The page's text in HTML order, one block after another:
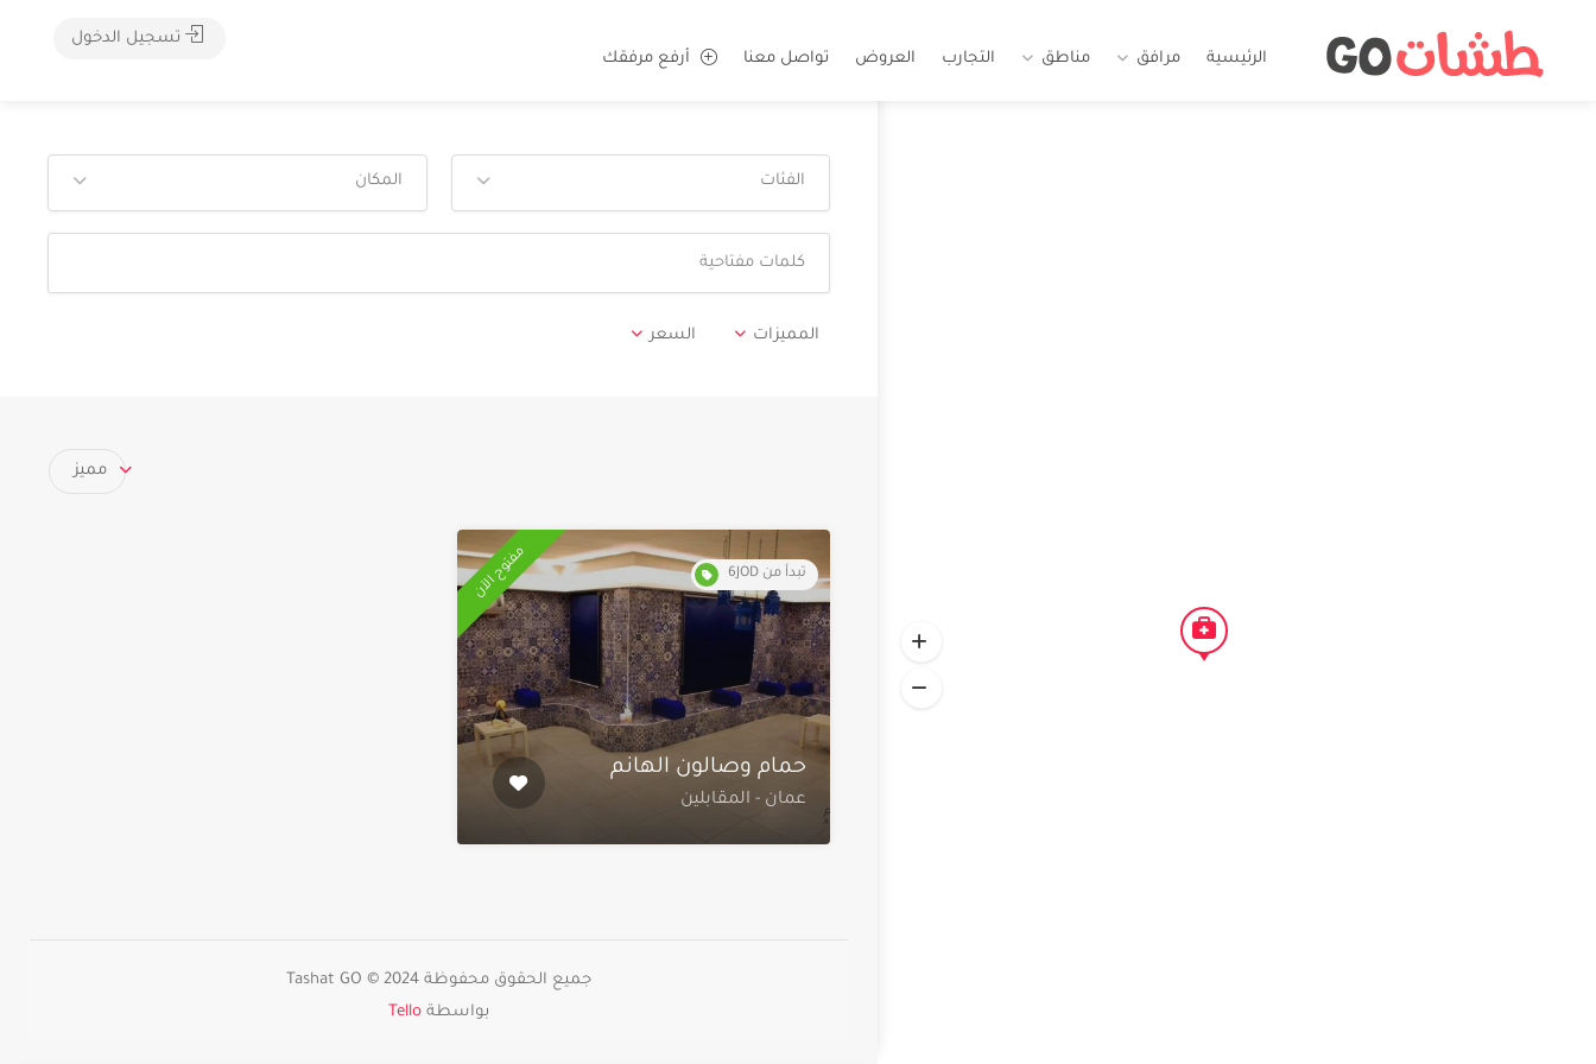
الرئيسية مرافق مناطق التجارب العروض تواصل معنا أرفع مرفقك
تسجيل الدخول
الفئات المكان
المميزات السعر
مميز
تبدأ من 6JOD مفتوح الآن
حمام وصالون الهانم
عمان - المقابلين
جميع الحقوق محفوظة 2024 © Tashat GO
بواسطة Tello